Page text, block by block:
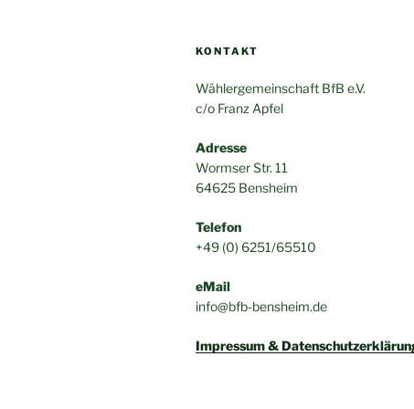
KONTAKT
Wählergemeinschaft BfB e.V.
c/o Franz Apfel
Adresse
Wormser Str. 11
64625 Bensheim
Telefon
+49 (0) 6251/65510
eMail
info@bfb-bensheim.de
Impressum &